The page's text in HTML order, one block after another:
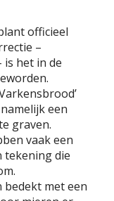
officieel
–
is het in de
een
graven.
vaak een
tekening die
bedekt met een